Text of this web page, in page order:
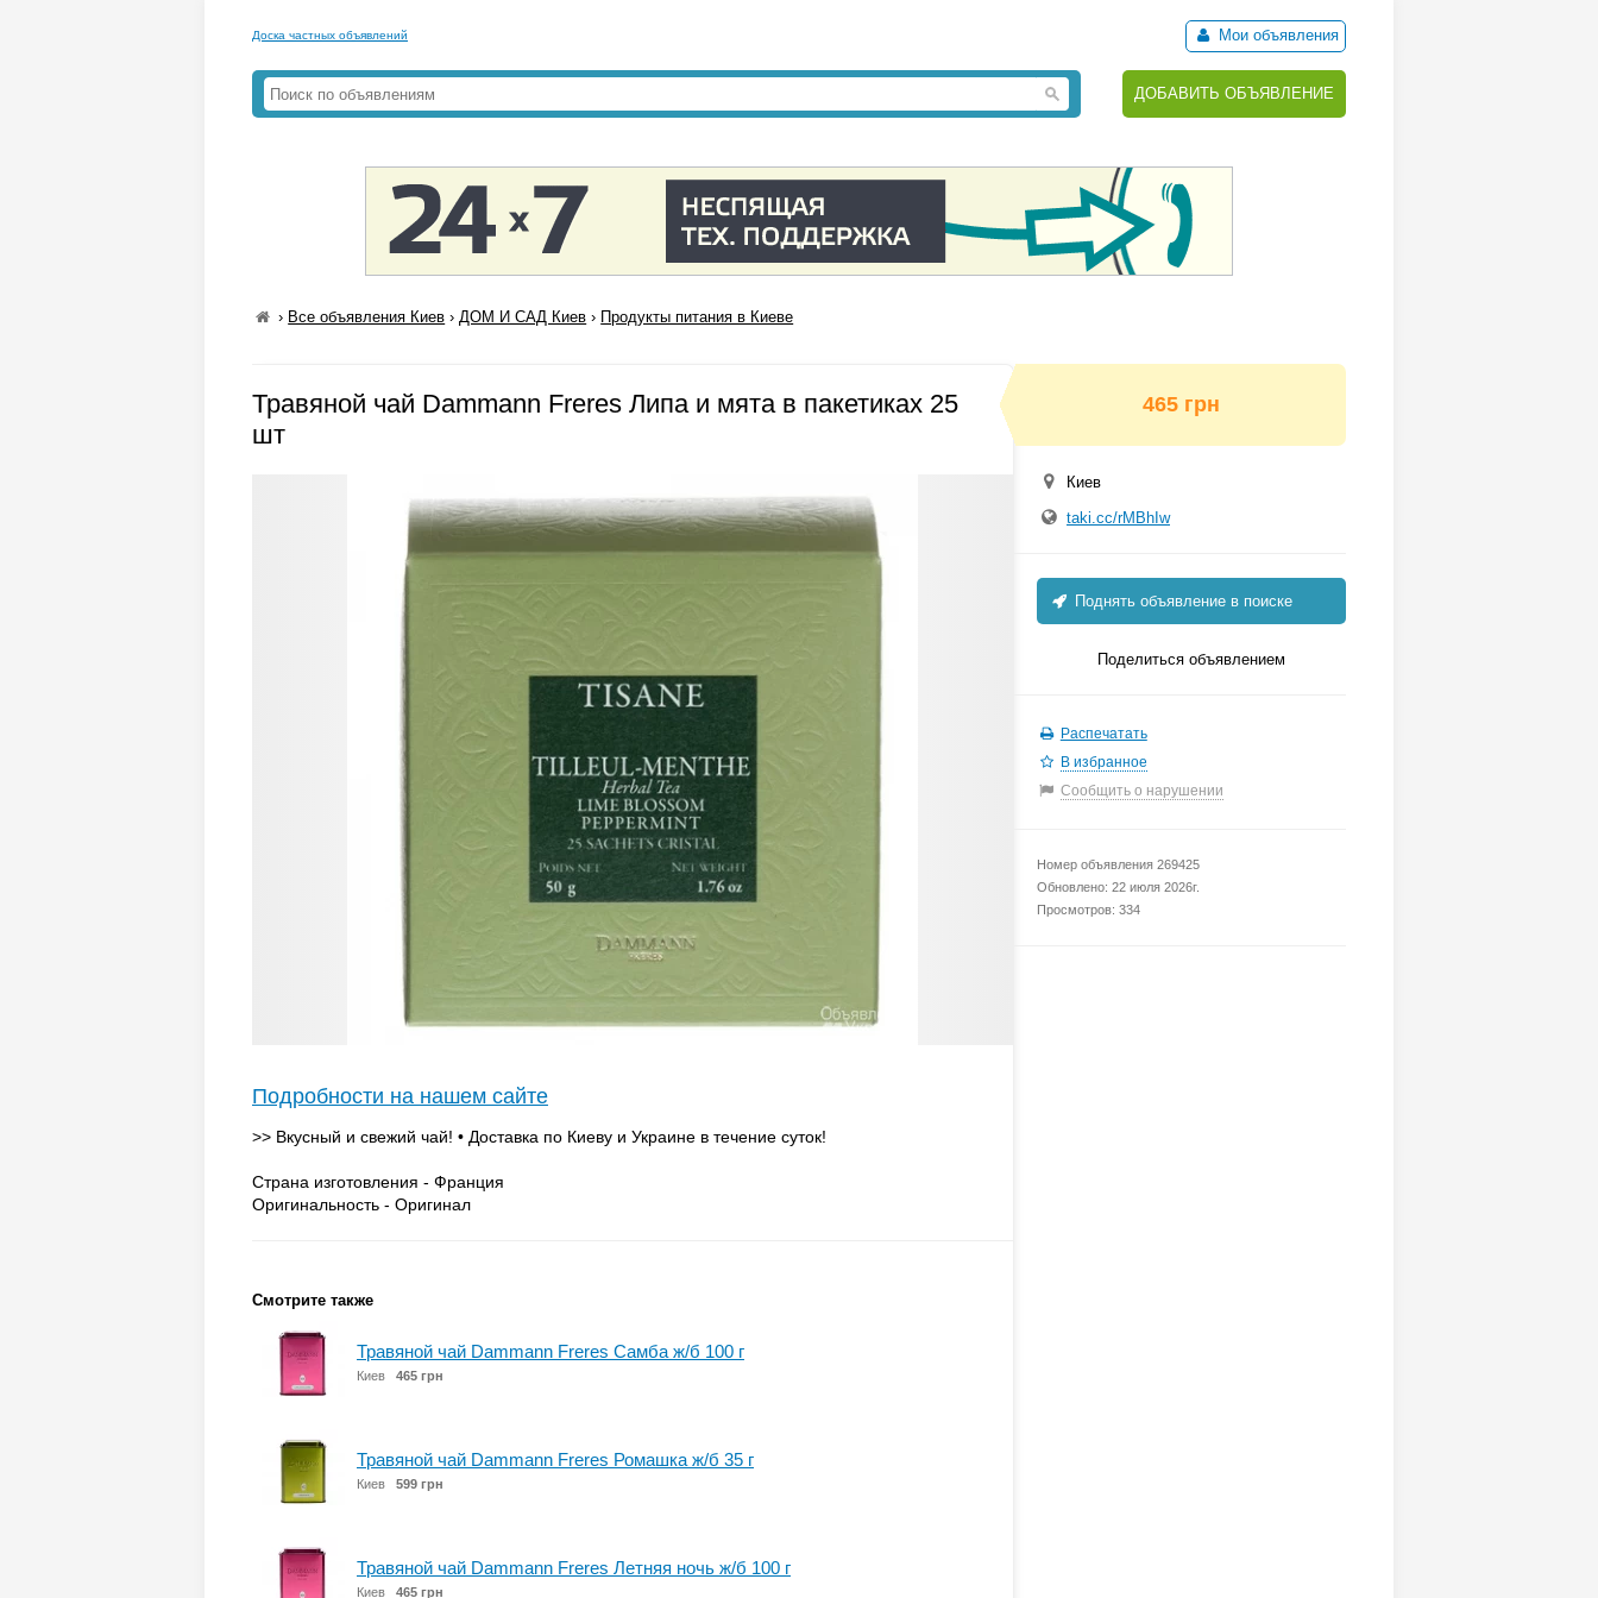
Доска частных объявлений Мои объявления
ДОБАВИТЬ ОБЪЯВЛЕНИЕ
› Все объявления Киев ›ДОМ И САД Киев › Продукты питания в Киеве
Травяной чай Dammann Freres Липа и мята в пакетиках 25
шт
Подробности на нашем сайте
>> Вкусный и свежий чай! • Доставка по Киеву и Украине в течение суток!
Страна изготовления - Франция
Оригинальность - Оригинал
Смотрите также
Травяной чай Dammann Freres Самба ж/б 100 г
Киев 465 грн
Травяной чай Dammann Freres Ромашка ж/б 35 г
Киев 599 грн
Травяной чай Dammann Freres Летняя ночь ж/б 100 г
Киев 465 грн
465 грн
Киев
taki.cc/rMBhIw
Поднять объявление в поиске
Поделиться объявлением
Распечатать
В избранное
Сообщить о нарушении
Номер объявления 269425
Обновлено: 22 июля 2026г.
Просмотров: 334